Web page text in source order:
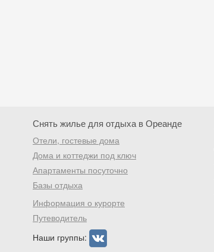
Снять жилье для отдыха в Ореанде
Отели, гостевые дома
Дома и коттеджи под ключ
Апартаменты посуточно
Базы отдыха
Информация о курорте
Путеводитель
Наши группы: